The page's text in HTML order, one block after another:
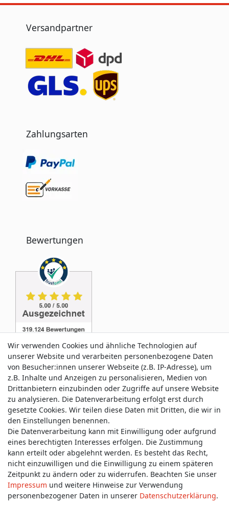
Versandpartner
Zahlungsarten
Bewertungen
Service & Kontakt
Wünschen Sie einen Rückruf?
service@allmyclothes.de
Schreiben Sie uns:
service@allmyclothes.de
Wir verwenden Cookies und ähnliche Technologien auf
unserer Website und verarbeiten personenbezogene Daten
von Besucher:innen unserer Webseite (z.B. IP-Adresse), um
z.B. Inhalte und Anzeigen zu personalisieren, Medien von
Drittanbietern einzubinden oder Zugriffe auf unsere Website
zu analysieren. Die Datenverarbeitung erfolgt erst durch
gesetzte Cookies. Wir teilen diese Daten mit Dritten, die wir in
den Einstellungen benennen.
Die Datenverarbeitung kann mit Einwilligung oder aufgrund
eines berechtigten Interesses erfolgen. Die Zustimmung
kann erteilt oder abgelehnt werden. Es besteht das Recht,
nicht einzuwilligen und die Einwilligung zu einem späteren
Zeitpunkt zu ändern oder zu widerrufen. Beachten Sie unser
Impressum und weitere Hinweise zur Verwendung
personenbezogener Daten in unserer Daten­schutz­erklärung.